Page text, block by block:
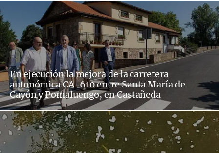
En ejecución la mejora de la carretera
autonómica CA-610 entre Santa María de
Cayón y Pomaluengo, en Castañeda